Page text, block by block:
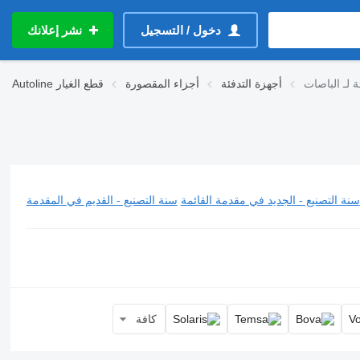
دخول / التسجيل نشر إعلانك
Autoline قطع الغيار أجزاء المقصورة أجهزة التدفئة لـ الباصات
سنة التصنيع - الجديد في مقدمة القائمة سنة التصنيع - القديم في المقدمة
كافة